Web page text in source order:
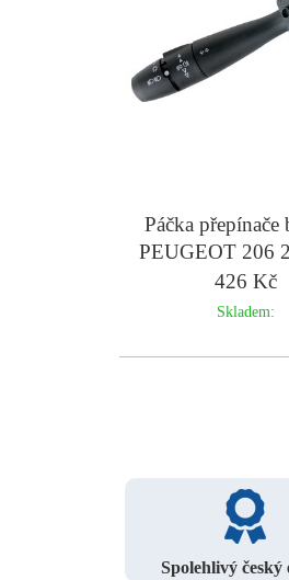
Páčka přepínače
PEUGEOT 206
s auto
426 Kč
Skladem:
Spolehlivý český